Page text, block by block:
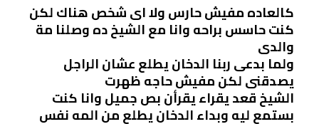
كالعاده مفيش حارس ولا اى شخص هناك لكن
كنت حاسس براحه وانا مع الشيخ ده وصلنا مة
والدى
ولما بدعى ربنا الدخان يطلع عشان الراجل
يصدقنى لكن مفيش حاجه ظهرت
الشيخ قعد يقراء يقرأن بص جميل وانا كنت
بستمع ليه وبداء الدخان يطلع من المه نفس